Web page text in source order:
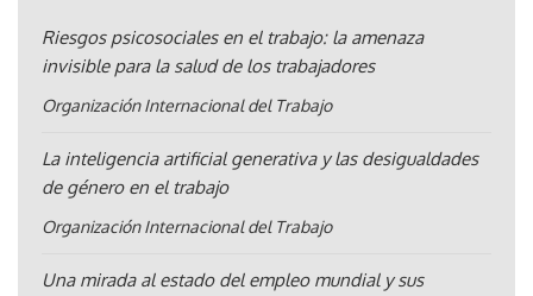
Riesgos psicosociales en el trabajo: la amenaza
invisible para la salud de los trabajadores
Organización Internacional del Trabajo
La inteligencia artificial generativa y las desigualdades
de género en el trabajo
Organización Internacional del Trabajo
Una mirada al estado del empleo mundial y sus